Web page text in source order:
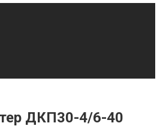
ДКП30-4/6-40